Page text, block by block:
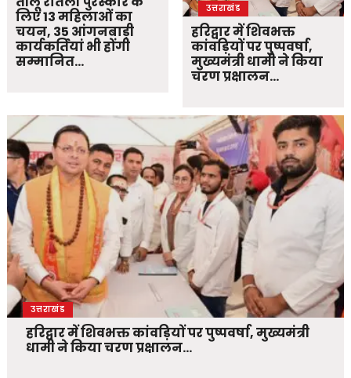
लिए 13 महिलाओं का
चयन, 35 आंगनबाड़ी
कार्यकर्तियां भी होंगी
सम्मानित…
उत्तराखंड
हरिद्वार में शिवभक्त
कांवड़ियों पर पुष्पवर्षा,
मुख्यमंत्री धामी ने किया
चरण प्रक्षालन…
उत्तराखंड
हरिद्वार में शिवभक्त कांवड़ियों पर पुष्पवर्षा, मुख्यमंत्री
धामी ने किया चरण प्रक्षालन…